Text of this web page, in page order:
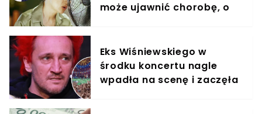
może ujawnić chorobę, o
Eks Wiśniewskiego w
środku koncertu nagle
wpadła na scenę i zaczęła